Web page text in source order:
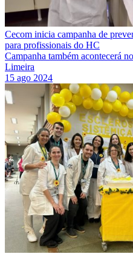
Cecom inicia campanha de
para profissionais do HC
Campanha também acontecerá
Limeira
15 ago 2024